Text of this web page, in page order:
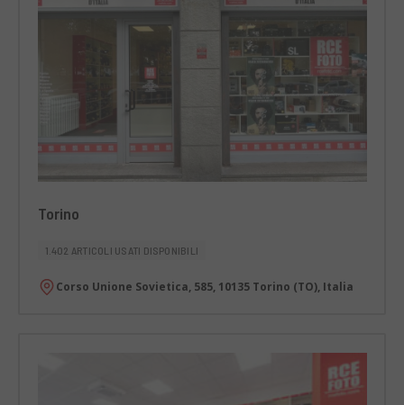
Torino
1.402 ARTICOLI USATI DISPONIBILI
Corso Unione Sovietica, 585, 10135 Torino (TO), Italia